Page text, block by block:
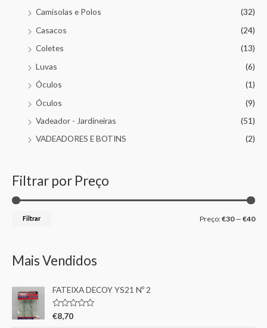
Camisolas e Polos
(32)
Casacos
(24)
Coletes
(13)
Luvas
(6)
Óculos
(1)
Óculos
(9)
Vadeador - Jardineiras
(51)
VADEADORES E BOTINS
(2)
Filtrar por Preço
Filtrar Preço:€30— €40
Mais Vendidos
FATEIXA DECOY YS21 Nº 2
A
€8,70